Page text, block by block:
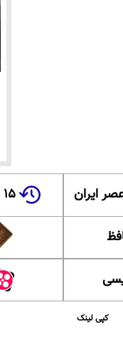
ایران ۱۵ سال پیش در چنین روزی
کپی لینک